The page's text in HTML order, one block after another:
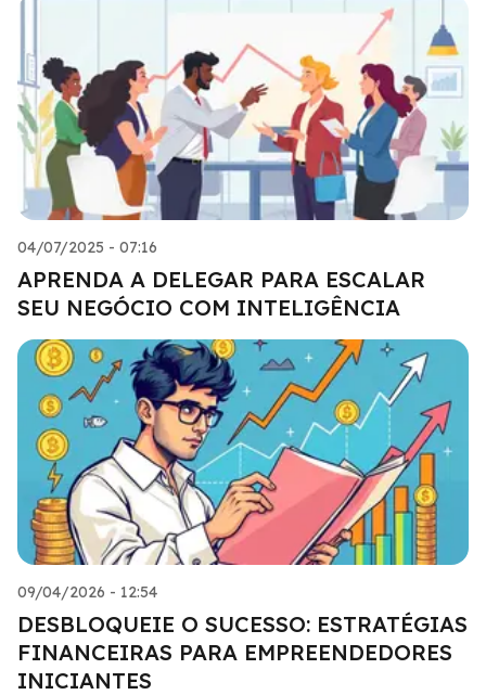
04/07/2025 - 07:16
APRENDA A DELEGAR PARA ESCALAR
SEU NEGÓCIO COM INTELIGÊNCIA
09/04/2026 - 12:54
DESBLOQUEIE O SUCESSO: ESTRATÉGIAS
FINANCEIRAS PARA EMPREENDEDORES
INICIANTES